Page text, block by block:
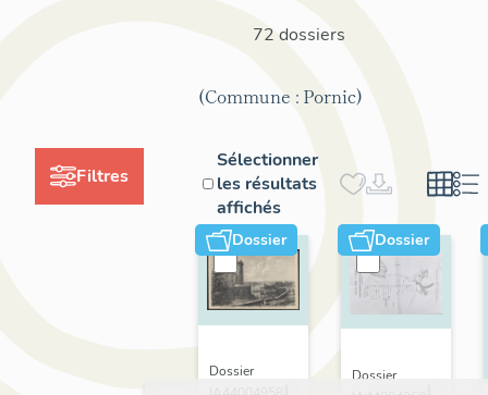
Filtres
72 dossiers
(Commune : Pornic)
Sélectionner
les résultats
affichés
Dossier
Dossier
Dossier
Dossier